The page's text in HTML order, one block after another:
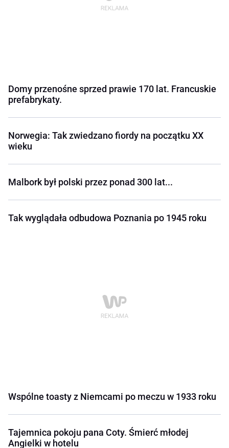
Domy przenośne sprzed prawie 170 lat. Francuskie
prefabrykaty.
Norwegia: Tak zwiedzano fiordy na początku XX
wieku
Malbork był polski przez ponad 300 lat...
Tak wyglądała odbudowa Poznania po 1945 roku
Wspólne toasty z Niemcami po meczu w 1933 roku
Tajemnica pokoju pana Coty. Śmierć młodej
Angielki w hotelu